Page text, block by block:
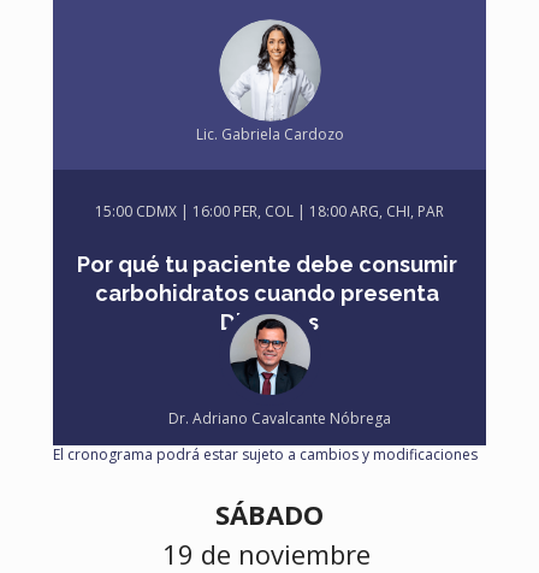
Lic. Gabriela Cardozo
Por qué tu paciente debe consumir
carbohidratos cuando presenta
Diabetes
Dr. Adriano Cavalcante Nóbrega
15:00 CDMX | 16:00 PER, COL | 18:00 ARG, CHI, PAR
SÁBADO
19 de noviembre
El cronograma podrá estar sujeto a cambios y modificaciones